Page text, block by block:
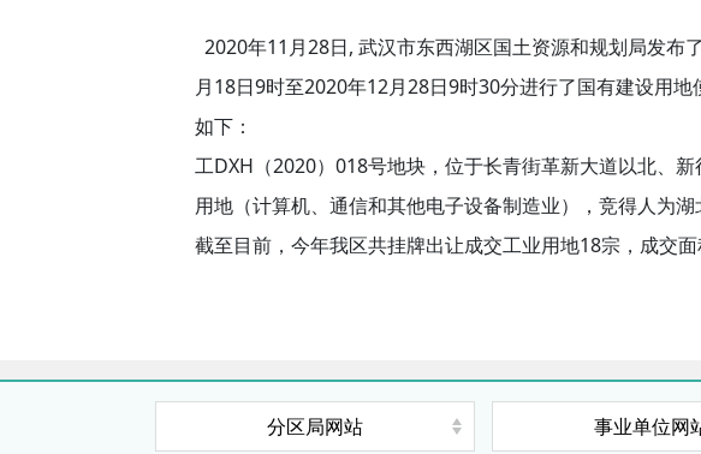
2020年11月28日, 武汉市东西湖区国土资源和规划局发布了
月18日9时至2020年12月28日9时30分进行了国有建设用地
如下：
工DXH（2020）018号地块，位于长青街革新大道以北、
用地（计算机、通信和其他电子设备制造业），竞得人为
截至目前，今年我区共挂牌出让成交工业用地18宗，成交
分区局网站 事业单位网